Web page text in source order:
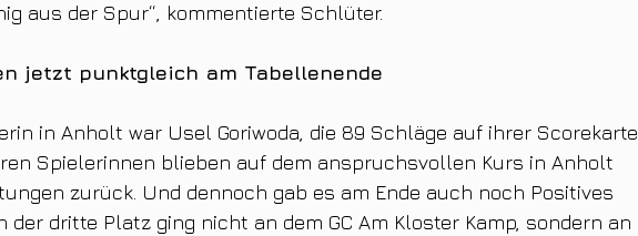
aus der Spur“, kommentierte Schlüter.
jetzt punktgleich am Tabellenende
in Anholt war Usel Goriwoda, die 89 Schläge auf ihrer Scorekarte
Spielerinnen blieben auf dem anspruchsvollen Kurs in Anholt
zurück. Und dennoch gab es am Ende auch noch Positives
der dritte Platz ging nicht an dem GC Am Kloster Kamp, sondern an